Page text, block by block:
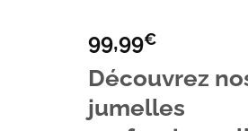
99,99€
Découvrez
jumelles